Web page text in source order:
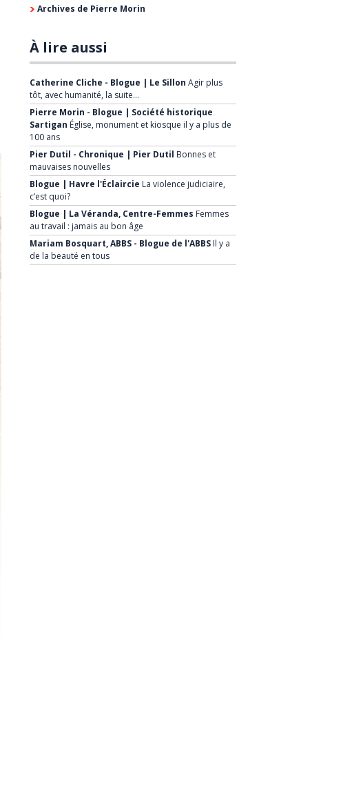
de :
historique régional
Mettre en valeur le patrimoine de
la ville et de ses environs
Sensibiliser la population à la
sauvegarde de notre patrimoine
Développer de nouveaux projets à
caractère historique, faire
connaître à la population les
avantages économiques et
culturels de la conservation de nos
Archives de Pierre Morin
À lire aussi
Catherine Cliche - Blogue | Le Sillon Agir plus
tôt, avec humanité, la suite…
Pierre Morin - Blogue | Société historique
Sartigan Église, monument et kiosque il y a plus de
100 ans
Pier Dutil - Chronique | Pier Dutil Bonnes et
mauvaises nouvelles
Blogue | Havre l'Éclaircie La violence judiciaire,
c’est quoi?
Blogue | La Véranda, Centre-Femmes Femmes
au travail : jamais au bon âge
Mariam Bosquart, ABBS - Blogue de l'ABBS Il y a
de la beauté en tous